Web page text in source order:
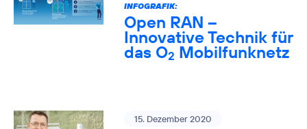
INFOGRAFIK:
Open RAN –
Innovative Technik für
das O2 Mobilfunknetz
15. Dezember 2020